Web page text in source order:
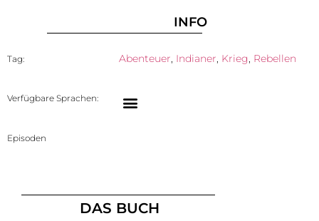
INFO
Tag: Abenteuer, Indianer, Krieg, Rebellen
Verfügbare Sprachen:
Episoden
DAS BUCH